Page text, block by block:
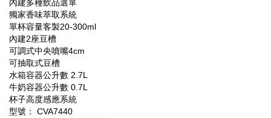
內建多種飲品選單
獨家香味萃取系統
單杯容量客製20-300ml
內建2座豆槽
可調式中央噴嘴4cm
可抽取式豆槽
水箱容器公升數 2.7L
牛奶容器公升數 0.7L
杯子高度感應系統
型號： CVA7440